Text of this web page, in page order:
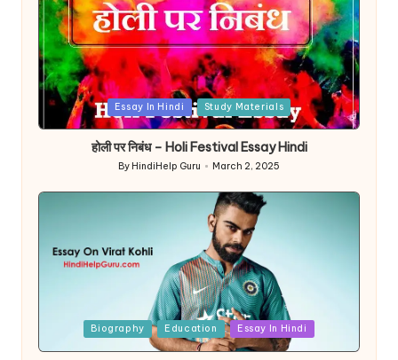
Posted
Essay In Hindi Study Materials
होली पर निबंध – Holi Festival Essay Hindi
Posted
By HindiHelp Guru March 2, 2025
Biography Education Essay In Hindi